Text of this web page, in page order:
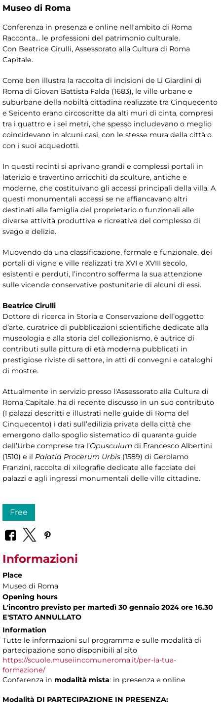
Museo di Roma
Conferenza in presenza e online nell'ambito di Roma
Racconta… le professioni del patrimonio culturale.
Con Beatrice Cirulli, Assessorato alla Cultura di Roma
Capitale.
Come ben illustra la raccolta di incisioni de Li Giardini di
Roma di Giovan Battista Falda (1683), le ville urbane e
suburbane della nobiltà cittadina realizzate tra Cinquecento
e Seicento erano circoscritte da alti muri di cinta, compresi
tra i quattro e i sei metri, che spesso includevano o meglio
coincidevano in alcuni casi, con le stesse mura della città o
con i suoi acquedotti.
In questi recinti si aprivano grandi e complessi portali in
laterizio e travertino arricchiti da sculture, antiche e
moderne, che costituivano gli accessi principali della villa. A
questi monumentali accessi se ne affiancavano altri
destinati alla famiglia del proprietario o funzionali alle
diverse attività produttive e ricreative del complesso di
svago e delizie.
Muovendo da una classificazione, formale e funzionale, dei
portali di vigne e ville realizzati tra XVI e XVIII secolo,
esistenti e perduti, l’incontro sofferma la sua attenzione
sulle vicende conservative postunitarie di alcuni di essi.
Beatrice Cirulli
Dottore di ricerca in Storia e Conservazione dell’oggetto
d’arte, curatrice di pubblicazioni scientifiche dedicate alla
museologia e alla storia del collezionismo, è autrice di
contributi sulla pittura di età moderna pubblicati in
prestigiose riviste di settore, in atti di convegni e cataloghi
di mostre.
Attualmente in servizio presso l'Assessorato alla Cultura di
Roma Capitale, ha di recente discusso in un suo contributo
(I palazzi descritti e illustrati nelle guide di Roma del
Cinquecento) i dati sull’edilizia privata della città che
emergono dallo spoglio sistematico di quaranta guide
dell’Urbe comprese tra l’Opusculum di Francesco Albertini
(1510) e il Palatia Procerum Urbis (1589) di Gerolamo
Franzini, raccolta di xilografie dedicate alle facciate dei
palazzi e agli ingressi monumentali delle ville cittadine.
Free
Informazioni
Place
Museo di Roma
Opening hours
L'incontro previsto per martedì 30 gennaio 2024 ore 16.30
E'STATO ANNULLATO
Information
Tutte le informazioni sul programma e sulle modalità di
partecipazione sono disponibili al sito
https://scuole.museiincomuneroma.it/per-la-tua-
formazione/
Conferenza in modalità mista: in presenza e online
Modalità DI PARTECIPAZIONE IN PRESENZA: